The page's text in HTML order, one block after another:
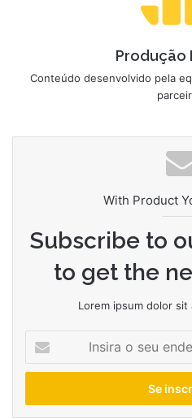
Produção
Conteúdo desenvolvido pela
With Product
Subscribe to
to get the
Lorem ipsum dolor
seu
de